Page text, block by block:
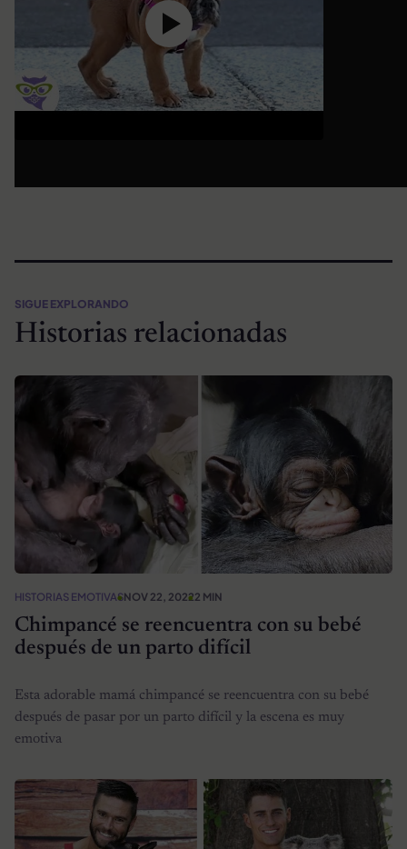
SIGUE EXPLORANDO
Historias relacionadas
HISTORIAS EMOTIVASNOV 22, 20222 MIN
Chimpancé se reencuentra con su bebé
después de un parto difícil
Esta adorable mamá chimpancé se reencuentra con su bebé
después de pasar por un parto difícil y la escena es muy
emotiva